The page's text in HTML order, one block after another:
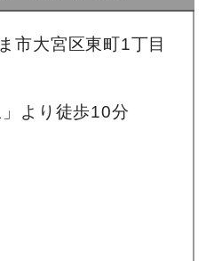
市大宮区東町1丁目
より徒歩10分